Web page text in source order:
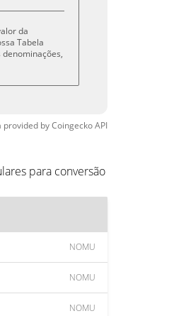
da
Tabela
provided byCoingeckoAPI
para conversão
NOMU
NOMU
NOMU